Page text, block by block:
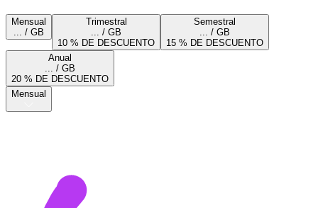
Mensual
... / GB
Trimestral
... / GB
10 % DE DESCUENTO
Semestral
... / GB
15 % DE DESCUENTO
Anual
... / GB
20 % DE DESCUENTO
Mensual